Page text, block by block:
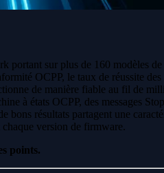
portant sur plus de 160 modèles
OCPP, le taux de réussite
de manière fiable au fil de
à états OCPP, des messages
bons résultats partagent une
chaque version de firmware.
points.